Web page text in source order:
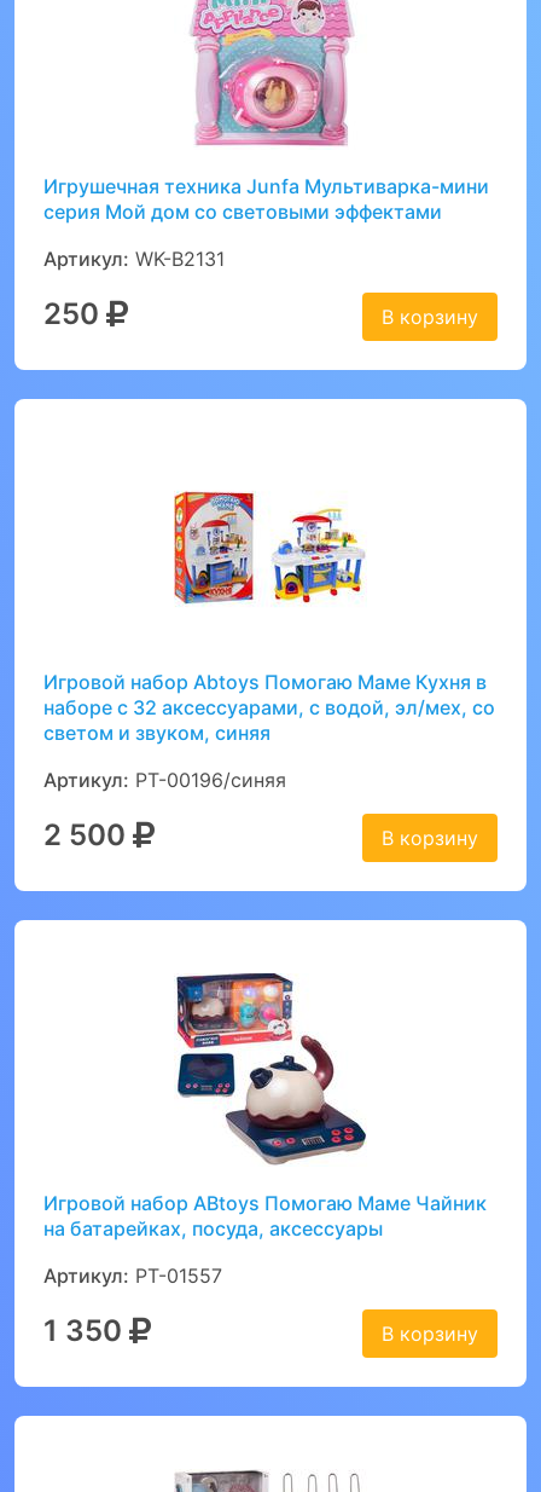
Игрушечная техника Junfa Мультиварка-мини
серия Мой дом со световыми эффектами
Артикул: WK-B2131
250 В корзину
Игровой набор Abtoys Помогаю Маме Кухня в
наборе с 32 аксессуарами, с водой, эл/мех, со
светом и звуком, синяя
Артикул: PT-00196/синяя
2 500 В корзину
Игровой набор ABtoys Помогаю Маме Чайник
на батарейках, посуда, аксессуары
Артикул: PT-01557
1 350 В корзину